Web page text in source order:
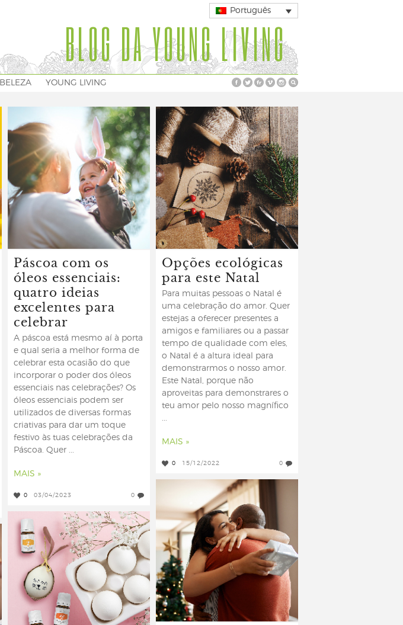
Português
BLOG DA YOUNG LIVING
BELEZA YOUNG LIVING
Páscoa com os
óleos essenciais:
quatro ideias
excelentes para
celebrar
A páscoa está mesmo aí à porta
e qual seria a melhor forma de
celebrar esta ocasião do que
incorporar o poder dos óleos
essenciais nas celebrações? Os
óleos essenciais podem ser
utilizados de diversas formas
criativas para dar um toque
festivo às tuas celebrações da
Páscoa. Quer ...
MAIS »
0 03/04/2023 0
Opções ecológicas
para este Natal
Para muitas pessoas o Natal é
uma celebração do amor. Quer
estejas a oferecer presentes a
amigos e familiares ou a passar
tempo de qualidade com eles,
o Natal é a altura ideal para
demonstrarmos o nosso amor.
Este Natal, porque não
aproveitas para demonstrares o
teu amor pelo nosso magnífico
...
MAIS »
0 15/12/2022 0